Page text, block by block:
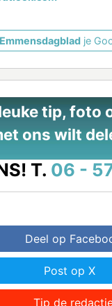
Emmensdagblad je
tip, foto
ons wilt
T. 06 -
Deel op
Post op X
Tip de